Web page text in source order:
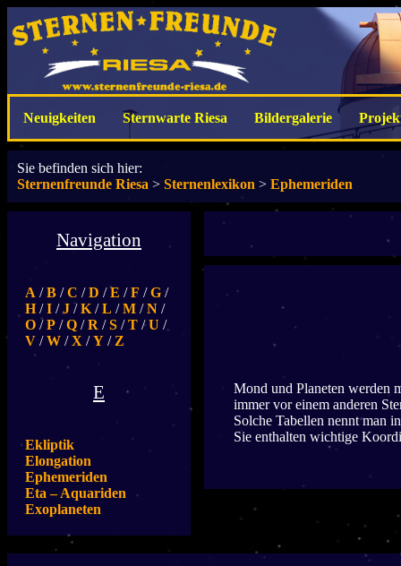
Neuigkeiten Sternwarte Riesa Bildergalerie
Sie befinden sich hier:
Sternenfreunde Riesa > Sternenlexikon > Ephemeriden
Navigation
A /B /C /D /E /F /G /
H/I /J /K /L /M /N /
O /P /Q /R /S /T /U /
V /W /X /Y / Z
E
Ekliptik
Elongation
Ephemeriden
Eta – Aquariden
Exoplaneten
Mond und Planeten werden
immer vor einem anderen
Solche Tabellen nennt man
Sie enthalten wichtige